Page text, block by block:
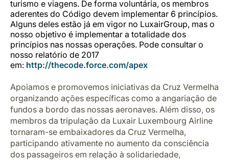
turismo e viagens. De forma voluntária, os membros
aderentes do Código devem implementar 6 princípios.
Alguns deles estão já em vigor no LuxairGroup, mas o
nosso objetivo é implementar a totalidade dos
princípios nas nossas operações. Pode consultar o
nosso relatório de 2017
em: http://thecode.force.com/apex
Apoiamos e promovemos iniciativas da Cruz Vermelha
organizando ações específicas como a angariação de
fundos a bordo das nossas aeronaves. Além disso, os
membros da tripulação da Luxair Luxembourg Airline
tornaram-se embaixadores da Cruz Vermelha,
participando ativamente no aumento da consciência
dos passageiros em relação à solidariedade,